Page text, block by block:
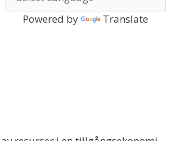
Powered by Translate